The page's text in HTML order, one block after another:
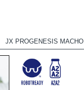
JX PROGENESIS